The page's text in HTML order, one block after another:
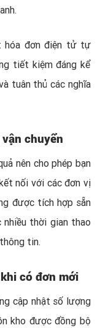
hóa đơn điện tử tự
tiết kiệm đáng kể
tuân thủ các nghĩa
chuyển
nên cho phép bạn
nối với các đơn vị
được tích hợp sẵn
thời gian thao
tin.
có đơn mới
cập nhật số lượng
kho được đồng bộ